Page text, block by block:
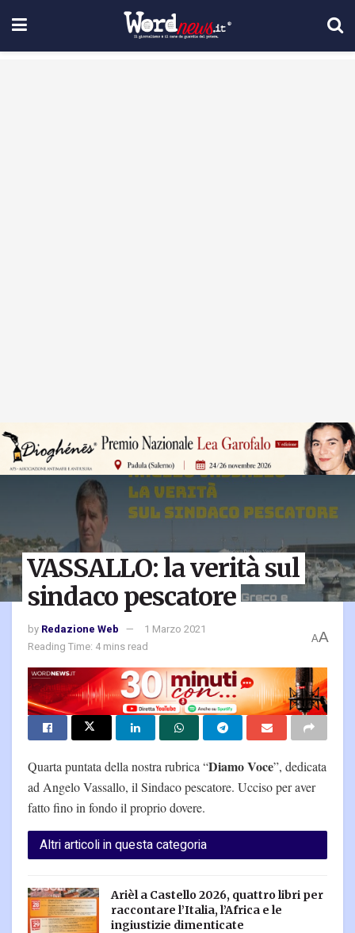
VASSALLO: la verità sul
sindaco pescatore
by Redazione Web
1 Marzo 2021
Reading Time: 4 mins read
AA
Quarta puntata della nostra rubrica “Diamo Voce”, dedicata
ad Angelo Vassallo, il Sindaco pescatore. Ucciso per aver
fatto fino in fondo il proprio dovere.
Altri articoli in questa categoria
Arièl a Castello 2026, quattro libri per
raccontare l’Italia, l’Africa e le
ingiustizie dimenticate